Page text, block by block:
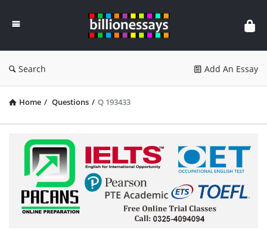
Essays
Search Add An Essay
Home / Questions / Q 193433